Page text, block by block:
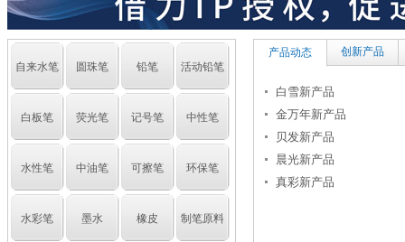
自来水笔 圆珠笔 铅笔 活动铅笔
白板笔 荧光笔 记号笔 中性笔
水性笔 中油笔 可擦笔 环保笔
水彩笔 墨水 橡皮 制笔原料
产品动态 创新产品
白雪新产品
金万年新产品
贝发新产品
晨光新产品
真彩新产品